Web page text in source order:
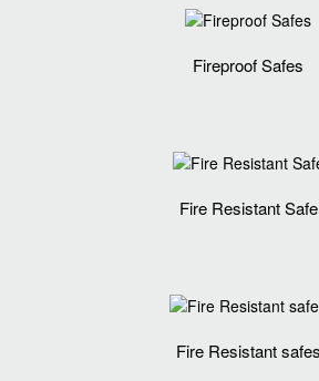
Fireproof Safes
Fire Resistant Safe
Fire Resistant safes